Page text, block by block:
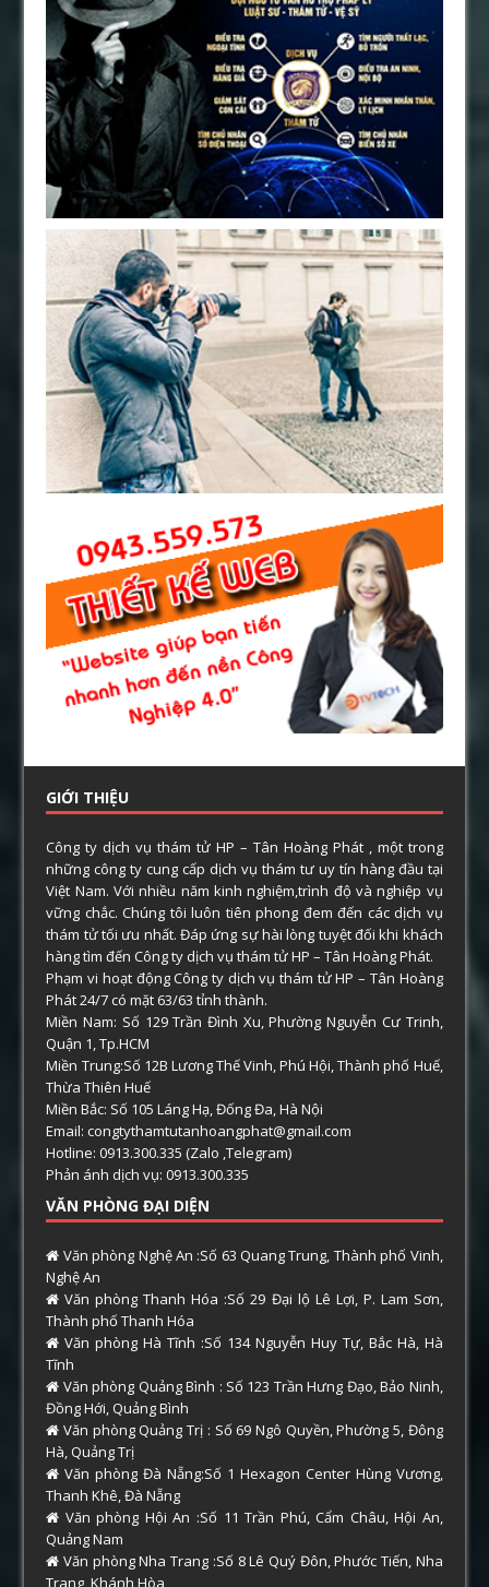
GIỚI THIỆU
Công ty dịch vụ thám tử HP – Tân Hoàng Phát , một trong
những công ty cung cấp dịch vụ thám tư uy tín hàng đầu tại
Việt Nam. Với nhiều năm kinh nghiệm,trình độ và nghiệp vụ
vững chắc. Chúng tôi luôn tiên phong đem đến các dịch vụ
thám tử tối ưu nhất. Đáp ứng sự hài lòng tuyệt đối khi khách
hàng tìm đến Công ty dịch vụ thám tử HP – Tân Hoàng Phát.
Phạm vi hoạt động Công ty dịch vụ thám tử HP – Tân Hoàng
Phát 24/7 có mặt 63/63 tỉnh thành.
Miền Nam: Số 129 Trần Đình Xu, Phường Nguyễn Cư Trinh,
Quận 1, Tp.HCM
Miền Trung:Số 12B Lương Thế Vinh, Phú Hội, Thành phố Huế,
Thừa Thiên Huế
Miền Bắc: Số 105 Láng Hạ, Đống Đa, Hà Nội
Email: congtythamtutanhoangphat@gmail.com
Hotline: 0913.300.335 (Zalo ,Telegram)
Phản ánh dịch vụ: 0913.300.335
VĂN PHÒNG ĐẠI DIỆN
Văn phòng Nghệ An :Số 63 Quang Trung, Thành phố Vinh,
Nghệ An
Văn phòng Thanh Hóa :Số 29 Đại lộ Lê Lợi, P. Lam Sơn,
Thành phố Thanh Hóa
Văn phòng Hà Tĩnh :Số 134 Nguyễn Huy Tự, Bắc Hà, Hà
Tĩnh
Văn phòng Quảng Bình : Số 123 Trần Hưng Đạo, Bảo Ninh,
Đồng Hới, Quảng Bình
Văn phòng Quảng Trị : Số 69 Ngô Quyền, Phường 5, Đông
Hà, Quảng Trị
Văn phòng Đà Nẵng:Số 1 Hexagon Center Hùng Vương,
Thanh Khê, Đà Nẵng
Văn phòng Hội An :Số 11 Trần Phú, Cẩm Châu, Hội An,
Quảng Nam
Văn phòng Nha Trang :Số 8 Lê Quý Đôn, Phước Tiến, Nha
Trang, Khánh Hòa